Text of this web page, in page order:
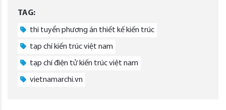
TAG:
thi tuyển phương án thiết kế kiến trúc
tạp chí kiến trúc việt nam
tạp chí điện tử kiến trúc việt nam
vietnamarchi.vn